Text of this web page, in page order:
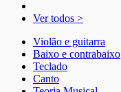
Ver todos >
Violão e guitarra
Baixo e contrabaixo
Teclado
Canto